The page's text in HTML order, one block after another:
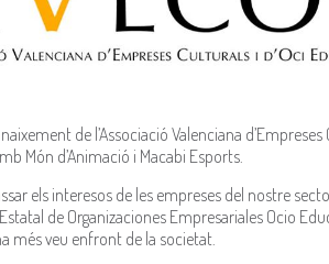
de l’Associació Valenciana
Món d’Animació i Macabi Esports.
els interesos de les empreses del nostre
de Organizaciones Empresariales Ocio
més veu enfront de la societat.